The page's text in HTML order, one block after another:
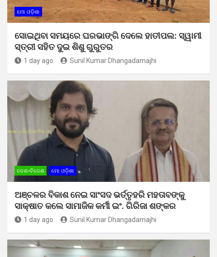
ମୋ ଓଡ଼ିଶା
ସୋଇଥିବା ସମୟରେ ଘରଭାଙ୍ଗି ଦେଲେ ହାତୀପଲ: ସ୍ୱାମୀ
ସ୍ତ୍ରୀ ସହିତ ଦୁଇ ଶିଶୁ ଗୁରୁତର
1 day ago Sunil Kumar Dhangadamajhi
ଦେଶ-ବିଦେଶ ମୋ ଓଡ଼ିଶା
ଅଞ୍ଚଳର ବିକାଶ ନେଇ ସାଂସଦ ଭର୍ତ୍ତୃହରି ମହତାବଙ୍କୁ
ସାକ୍ଷାତ କଲେ ସାମାଜିକ କର୍ମୀ ଇଂ. ଗିରିଜା ଶଙ୍କର
1 day ago Sunil Kumar Dhangadamajhi